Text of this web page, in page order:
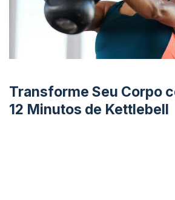
Transforme Seu Corpo
12 Minutos de Kettlebell